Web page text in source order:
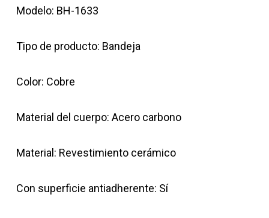
Modelo: BH-1633
Tipo de producto: Bandeja
Color: Cobre
Material del cuerpo: Acero carbono
Material: Revestimiento cerámico
Con superficie antiadherente: Sí